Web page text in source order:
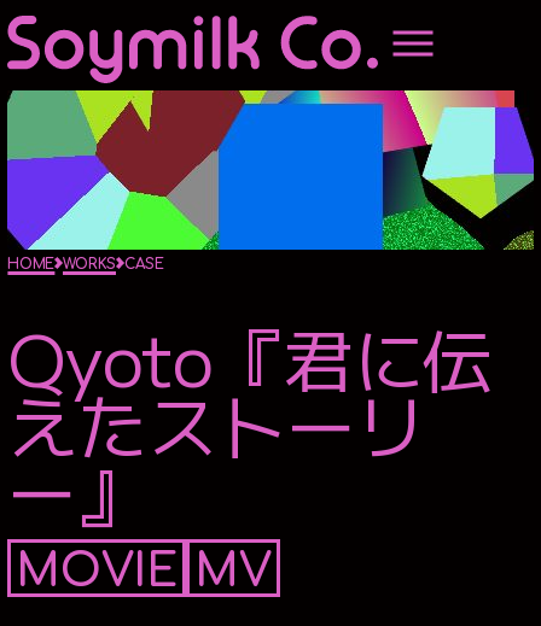
HOME
ABOUTUS
PRODUCE
MUSIC PRODUCE
STAGE PRODUCE
OVERSEAS BOOKING
AGENT
MOVIE PRODUCE
MUSIC VIDEO
PRODUCE
HOME WORKS CASE
Qyoto『君に伝
えたストーリ
ー』
MOVIE MV